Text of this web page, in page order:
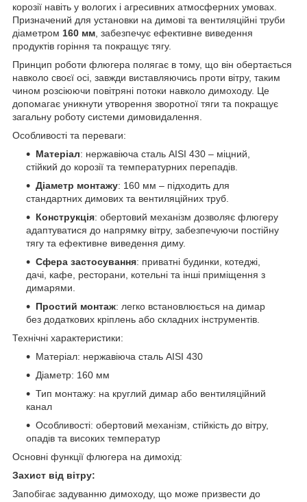
корозії навіть у вологих і агресивних атмосферних умовах.
Призначений для установки на димові та вентиляційні труби
діаметром 160 мм , забезпечує ефективне виведення
продуктів горіння та покращує тягу.
Принцип роботи флюгера полягає в тому, що він обертається
навколо своєї осі, завжди виставляючись проти вітру, таким
чином розсіюючи повітряні потоки навколо димоходу. Це
допомагає уникнути утворення зворотної тяги та покращує
загальну роботу системи димовидалення.
Особливості та переваги:
Матеріал: нержавіюча сталь AISI 430 – міцний,
стійкий до корозії та температурних перепадів.
Діаметр монтажу: 160 мм – підходить для
стандартних димових та вентиляційних труб.
Конструкція: обертовий механізм дозволяє флюгеру
адаптуватися до напрямку вітру, забезпечуючи постійну
тягу та ефективне виведення диму.
Сфера застосування: приватні будинки, котеджі,
дачі, кафе, ресторани, котельні та інші приміщення з
димарями.
Простий монтаж: легко встановлюється на димар
без додаткових кріплень або складних інструментів.
Технічні характеристики:
Матеріал: нержавіюча сталь AISI 430
Діаметр: 160 мм
Тип монтажу: на круглий димар або вентиляційний
канал
Особливості: обертовий механізм, стійкість до вітру,
опадів та високих температур
Основні функції флюгера на димохід:
Захист від вітру:
Запобігає задуванню димоходу, що може призвести до